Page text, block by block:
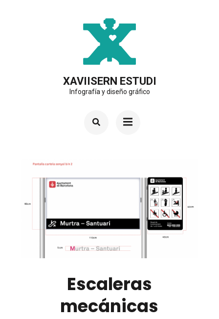
XAVIISERN ESTUDI
Infografía y diseño gráfico
Escaleras
mecánicas